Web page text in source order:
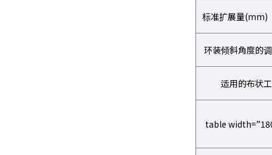
标准扩展量(mm)
环装倾斜角度的
适用的布状
table